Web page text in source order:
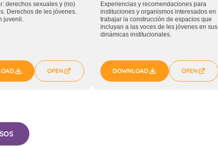
derechos sexuales y (no)
Derechos de les jóvenes.
juvenil.
OPEN
Experiencias y recomendaciones para
instituciones y organismos interesados en
trabajar la construcción de espacios que
incluyan a las voces de les jóvenes en sus
dinámicas institucionales.
DOWNLOAD OPEN